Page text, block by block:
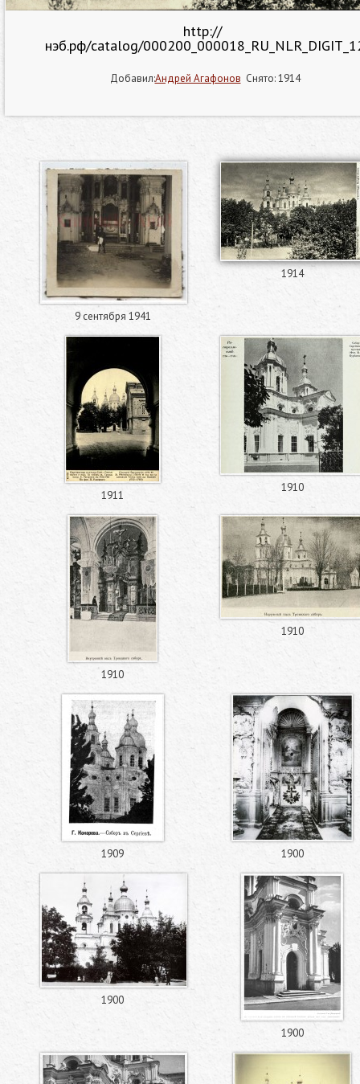
http://
нэб.рф/catalog/
Добавил:Андрей Агафонов Снято: 1914
9 сентября 1941
1914
1911
1910
1910
1910
1909 1900
1900
1900